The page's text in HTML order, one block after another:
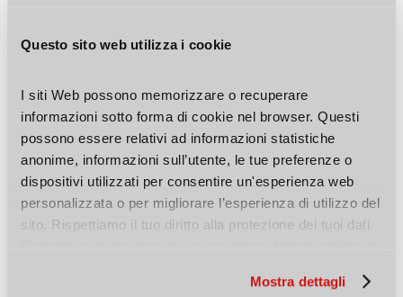
Questo sito web utilizza i cookie
I siti Web possono memorizzare o recuperare
informazioni sotto forma di cookie nel browser. Questi
possono essere relativi ad informazioni statistiche
anonime, informazioni sull’utente, le tue preferenze o
dispositivi utilizzati per consentire un'esperienza web
personalizzata o per migliorare l’esperienza di utilizzo del
sito. Rispettiamo il tuo diritto alla protezione dei tuoi dati.
Mostra dettagli
altri modelli, offreun’impugnatura ridotta
tutti i dettagli: il manico sagomato a 2 componenti
regala più comfort, senza affaticare la mano
durante il lavoro. E l’inserto antiscivolo evita
cadute e ammacature quando viene appoggiato
sul banco da lavoro.
Le dimensioni contenute dell’utensile, inoltre, lo